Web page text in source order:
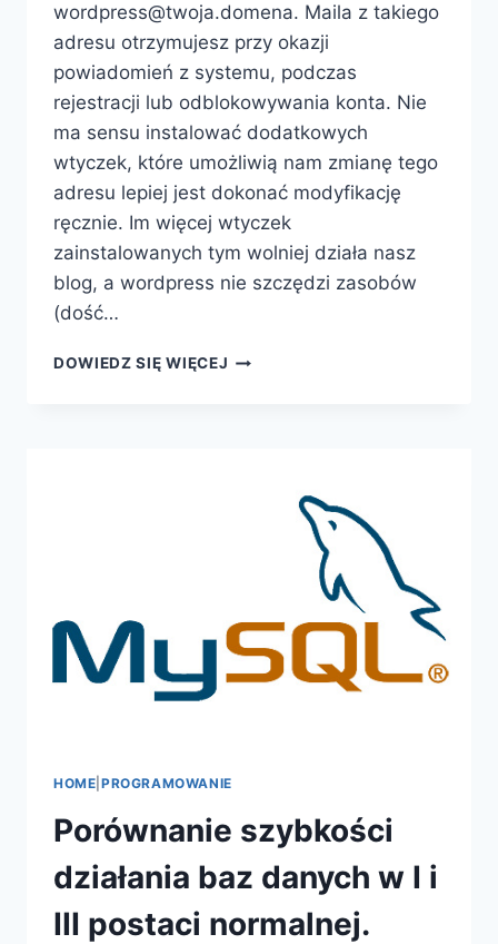
wordpress@twoja.domena. Maila z takiego
adresu otrzymujesz przy okazji
powiadomień z systemu, podczas
rejestracji lub odblokowywania konta. Nie
ma sensu instalować dodatkowych
wtyczek, które umożliwią nam zmianę tego
adresu lepiej jest dokonać modyfikację
ręcznie. Im więcej wtyczek
zainstalowanych tym wolniej działa nasz
blog, a wordpress nie szczędzi zasobów
(dość…
DOWIEDZ SIĘ WIĘCEJ WORDPRESS
HOME PROGRAMOWANIE
Porównanie szybkości
działania baz danych w I i
III postaci normalnej.